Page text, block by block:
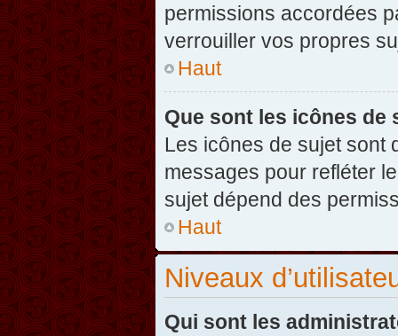
permissions accordées
verrouiller vos propres
Haut
Que sont les icônes de
Les icônes de sujet sont
messages pour refléter
sujet dépend des
Haut
Niveaux
Qui sont les